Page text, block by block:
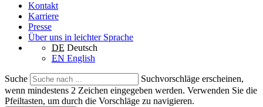
Kontakt
Karriere
Presse
Über uns in leichter Sprache
DE Deutsch
EN English
Suche
Suchvorschläge erscheinen,
wenn mindestens 2 Zeichen eingegeben werden. Verwenden Sie die
Pfeiltasten, um durch die Vorschläge zu navigieren.